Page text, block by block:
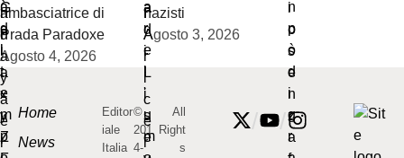
ambasciatrice di
Prada Paradoxe
Agosto 4, 2026
nazisti
Agosto 3, 2026
Home
News
Editor
iale
Italia
©
201
4-
All
Right
s